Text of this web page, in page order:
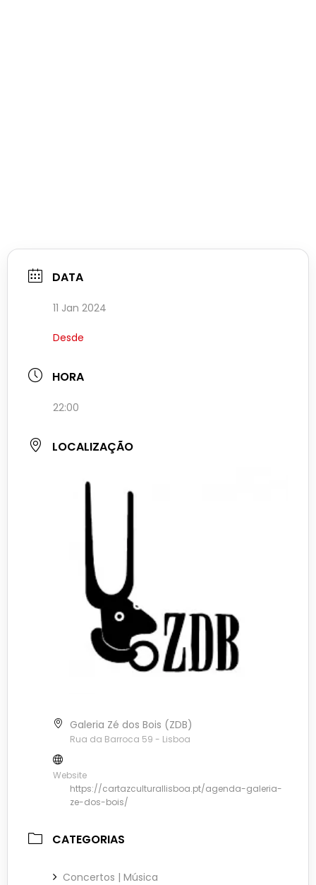
DATA
11 Jan 2024
Desde
HORA
22:00
LOCALIZAÇÃO
Galeria Zé dos Bois (ZDB)
Rua da Barroca 59 - Lisboa
Website
https://cartazculturallisboa.pt/agenda-galeria-
ze-dos-bois/
CATEGORIAS
Concertos | Música